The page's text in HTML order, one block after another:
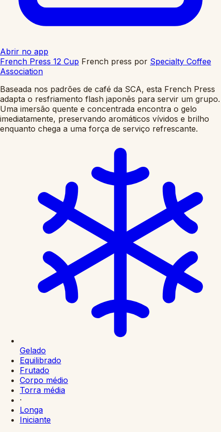
Abrir no app
French Press 12 Cup French press por Specialty Coffee
Association
Baseada nos padrões de café da SCA, esta French Press
adapta o resfriamento flash japonês para servir um grupo.
Uma imersão quente e concentrada encontra o gelo
imediatamente, preservando aromáticos vívidos e brilho
enquanto chega a uma força de serviço refrescante.
Gelado
Equilibrado
Frutado
Corpo médio
Torra média
·
Longa
Iniciante